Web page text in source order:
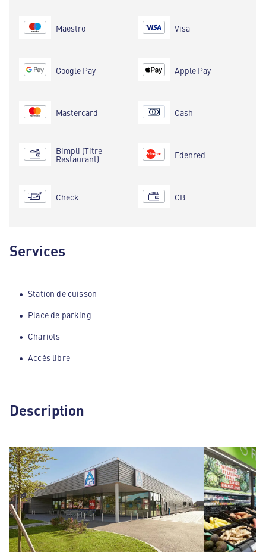
Maestro
Google Pay
Mastercard
Bimpli (Titre
Restaurant)
Check
Visa
Apple Pay
Cash
Edenred
CB
Services
Station de cuisson
Place de parking
Chariots
Accès libre
Description